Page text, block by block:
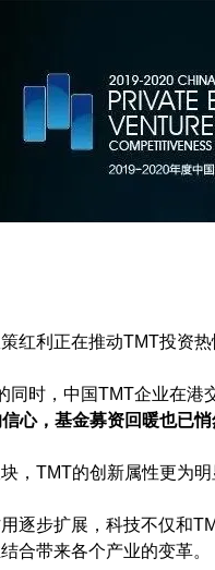
红利正在推动TMT投资热
时，中国TMT企业在港
心，基金募资回暖也已悄
，TMT的创新属性更为明
逐步扩展，科技不仅和
合带来各个产业的变革。